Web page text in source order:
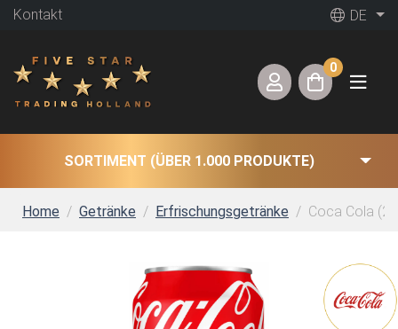
Kontakt DE
0
SORTIMENT (ÜBER 1.000 PRODUKTE)
Home Getränke Erfrischungsgetränke Coca Cola